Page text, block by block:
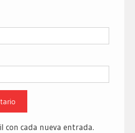
con cada nueva entrada.